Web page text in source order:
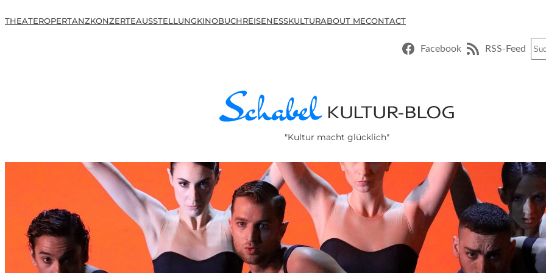
THEATEROPERTANZKONZERTEAUSSTELLUNGKINOBUCHREISENESSKULTURABOUT MECONTACT
Facebook RSS-Feed
"Kultur macht glücklich"